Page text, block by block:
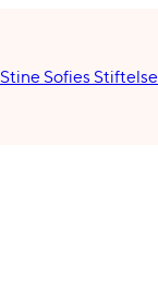
Stine Sofies Stiftelse